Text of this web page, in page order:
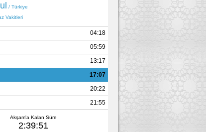
sübut buluncaya kadar mazlumla birlikte
kaydığı günde Allah onun ayağını Sıratta
46, (4893); Tirmizi, Hudud 3, (1426);
3, İkrah 7; Müslim, Birr 58, (2580)